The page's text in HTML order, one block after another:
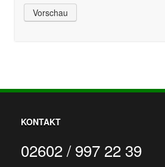
KONTAKT
02602 / 997 22 39